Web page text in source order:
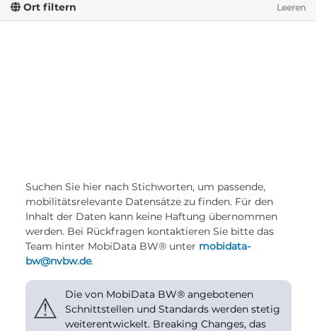
Ort filtern Leeren
Suchen Sie hier nach Stichworten, um passende,
mobilitätsrelevante Datensätze zu finden. Für den
Inhalt der Daten kann keine Haftung übernommen
werden. Bei Rückfragen kontaktieren Sie bitte das
Team hinter MobiData BW® unter mobidata-
bw@nvbw.de.
⚠
Die von MobiData BW® angebotenen
Schnittstellen und Standards werden stetig
weiterentwickelt. Breaking Changes, das